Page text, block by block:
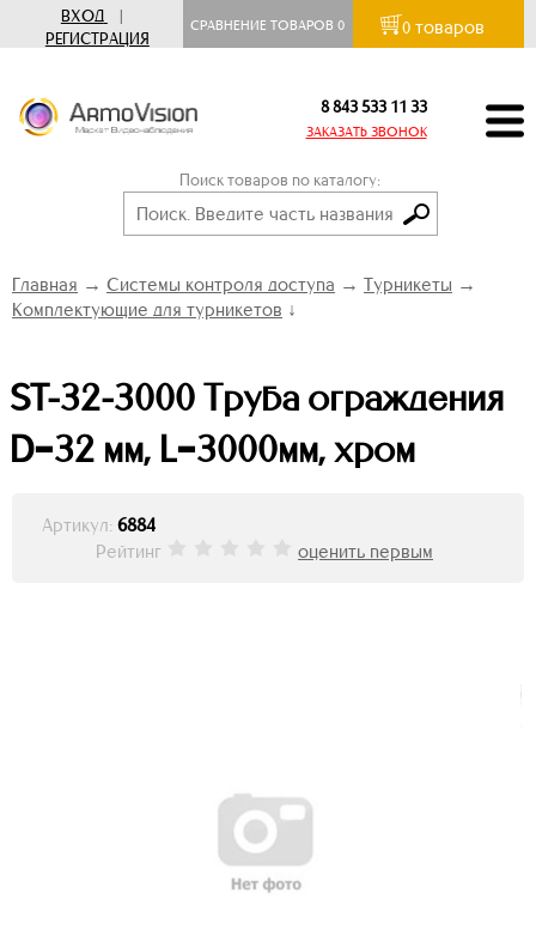
ВХОД
|
РЕГИСТРАЦИЯ
СРАВНЕНИЕ ТОВАРОВ0 0 товаров
8 843 533 11 33
ЗАКАЗАТЬ ЗВОНОК
Поиск товаров по каталогу:
Главная → Системы контроля доступа → Турникеты →
Комплектующие для турникетов ↓
ST-32-3000 Труба ограждения
D=32 мм, L=3000мм, хром
Артикул: 6884
Рейтинг
оценить первым